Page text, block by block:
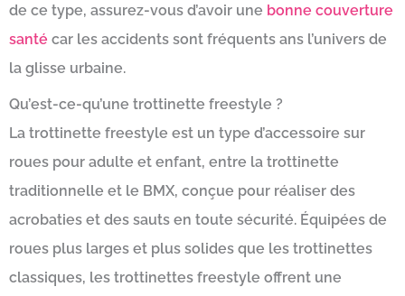
de ce type, assurez-vous d’avoir une bonne couverture
santé car les accidents sont fréquents ans l’univers de
la glisse urbaine.
Qu’est-ce-qu’une trottinette freestyle ?
La trottinette freestyle est un type d’accessoire sur
roues pour adulte et enfant, entre la trottinette
traditionnelle et le BMX, conçue pour réaliser des
acrobaties et des sauts en toute sécurité. Équipées de
roues plus larges et plus solides que les trottinettes
classiques, les trottinettes freestyle offrent une